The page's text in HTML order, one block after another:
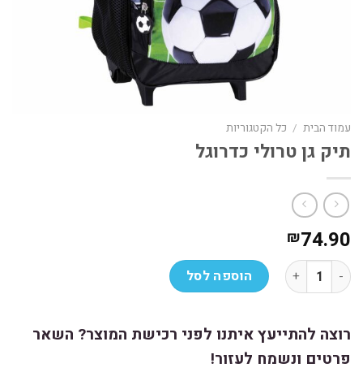
עמוד הבית / כל הקטגוריות
תיק גן טרולי כדרוגל
₪74.90
כמות של תיק גן טרולי כדרוגל
הוספה לסל
רוצה להתייעץ איתנו לפני רכישת המוצר? השאר
פרטים ונשמח לעזור!